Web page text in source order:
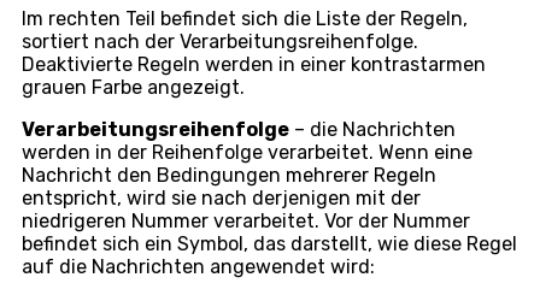
Im rechten Teil befindet sich die Liste der Regeln,
sortiert nach der Verarbeitungsreihenfolge.
Deaktivierte Regeln werden in einer kontrastarmen
grauen Farbe angezeigt.
Verarbeitungsreihenfolge – die Nachrichten
werden in der Reihenfolge verarbeitet. Wenn eine
Nachricht den Bedingungen mehrerer Regeln
entspricht, wird sie nach derjenigen mit der
niedrigeren Nummer verarbeitet. Vor der Nummer
befindet sich ein Symbol, das darstellt, wie diese Regel
auf die Nachrichten angewendet wird: